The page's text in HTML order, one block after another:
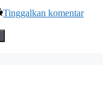
Tinggalkan komentar